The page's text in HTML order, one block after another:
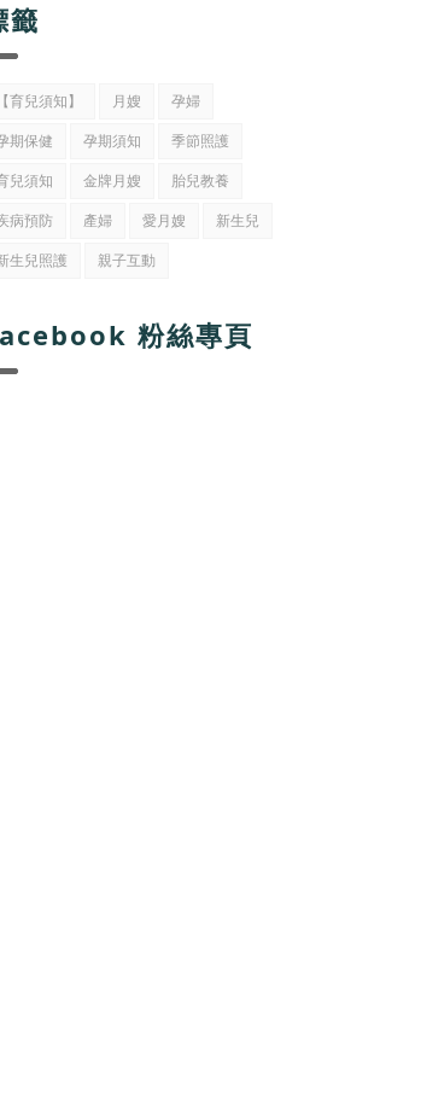
籤
【育兒須知】 月嫂
孕婦
期保健
孕期須知
季節照護
兒須知
金牌月嫂
胎兒教養
病預防
產婦 愛月嫂
新生兒
生兒照護
親子互動
粉絲專頁